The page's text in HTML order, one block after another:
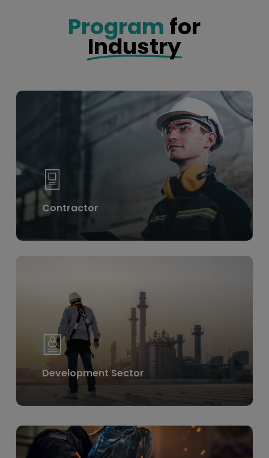
Program for
Industry
Contractor
Learn
Development Sector
Learn
more